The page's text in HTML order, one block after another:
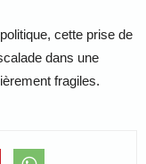
cette prise de
dans une
fragiles.